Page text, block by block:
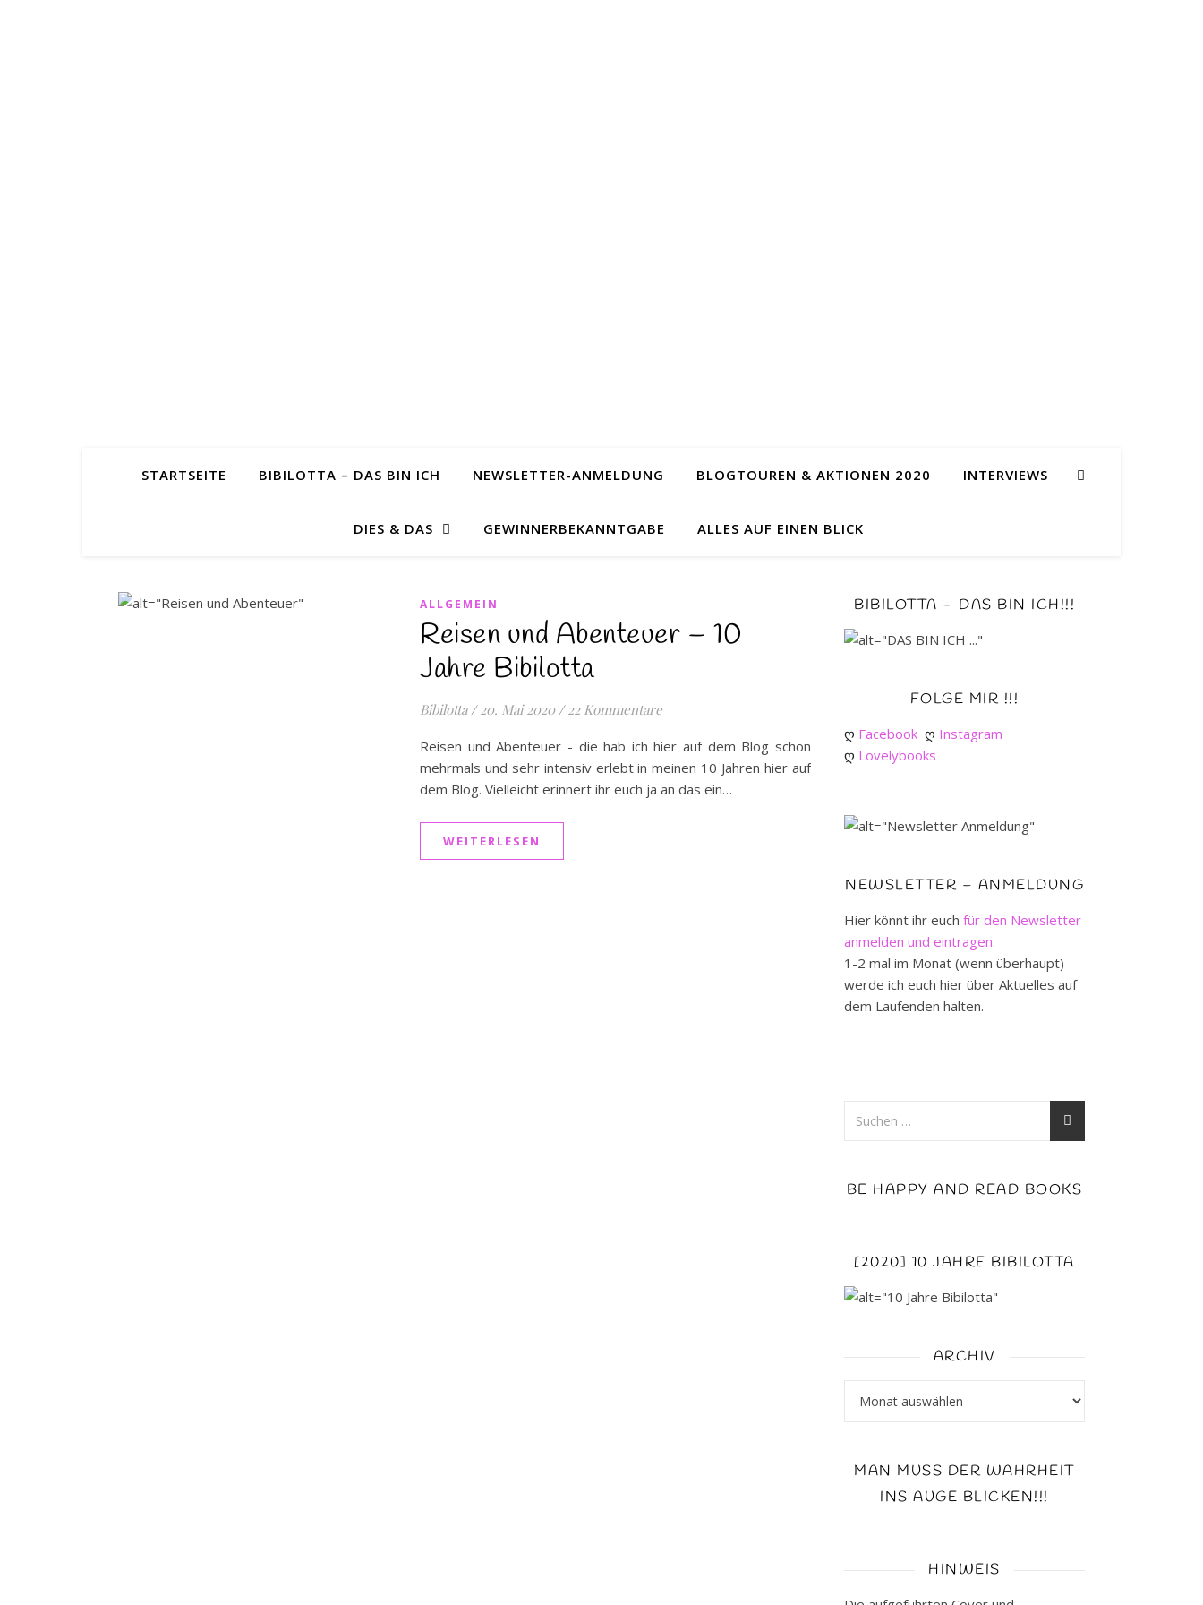
STARTSEITE BIBILOTTA – DAS BIN ICH NEWSLETTER-ANMELDUNG BLOGTOUREN & AKTIONEN 2020 INTERVIEWS
DIES & DAS GEWINNERBEKANNTGABE ALLES AUF EINEN BLICK
ALLGEMEIN
Reisen und Abenteuer – 10
Jahre Bibilotta
Bibilotta / 20. Mai 2020 / 22 Kommentare
Reisen und Abenteuer - die hab ich hier auf dem Blog schon
mehrmals und sehr intensiv erlebt in meinen 10 Jahren hier auf
dem Blog. Vielleicht erinnert ihr euch ja an das ein…
WEITERLESEN
BIBILOTTA – DAS BIN ICH!!!
FOLGE MIR !!!
ღ Facebook ღ Instagram
ღ Lovelybooks
NEWSLETTER – ANMELDUNG
Hier könnt ihr euch für den Newsletter
anmelden und eintragen.
1-2 mal im Monat (wenn überhaupt)
werde ich euch hier über Aktuelles auf
dem Laufenden halten.
BE HAPPY AND READ BOOKS
[2020] 10 JAHRE BIBILOTTA
ARCHIV
MAN MUSS DER WAHRHEIT
INS AUGE BLICKEN!!!
HINWEIS